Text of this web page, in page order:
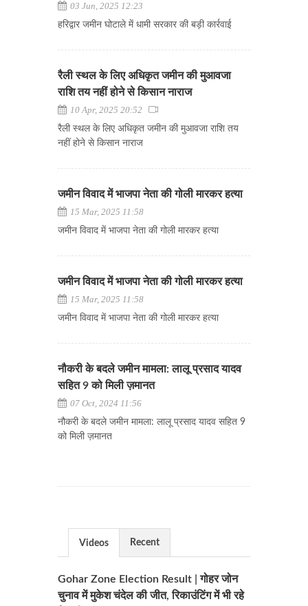
03 Jun, 2025 12:23
हरिद्वार जमीन घोटाले में धामी सरकार की बड़ी कार्रवाई
रैली स्थल के लिए अधिकृत जमीन की मुआवजा
राशि तय नहीं होने से किसान नाराज
10 Apr, 2025 20:52
रैली स्थल के लिए अधिकृत जमीन की मुआवजा राशि तय
नहीं होने से किसान नाराज
जमीन विवाद में भाजपा नेता की गोली मारकर हत्या
15 Mar, 2025 11:58
जमीन विवाद में भाजपा नेता की गोली मारकर हत्या
जमीन विवाद में भाजपा नेता की गोली मारकर हत्या
15 Mar, 2025 11:58
जमीन विवाद में भाजपा नेता की गोली मारकर हत्या
नौकरी के बदले जमीन मामला: लालू प्रसाद यादव
सहित 9 को मिली ज़मानत
07 Oct, 2024 11:56
नौकरी के बदले जमीन मामला: लालू प्रसाद यादव सहित 9
को मिली ज़मानत
Videos Recent
Gohar Zone Election Result | गोहर जोन
चुनाव में मुकेश चंदेल की जीत, रिकाउंटिंग में भी रहे